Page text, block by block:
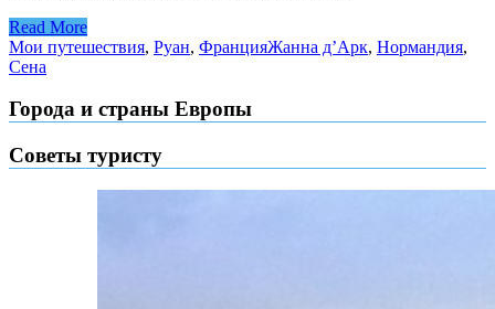
Read More
Мои путешествия, Руан, ФранцияЖанна д’Арк, Нормандия,
Сена
Города и страны Европы
Советы туристу